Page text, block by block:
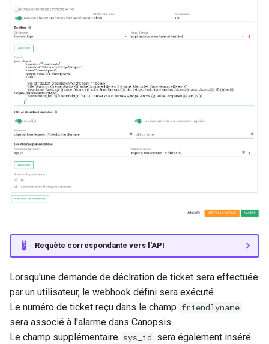
Requête correspondante vers l'API
Lorsqu'une demande de déclration de ticket sera effectuée
par un utilisateur, le webhook défini sera exécuté.
Le numéro de ticket reçu dans le champ friendlyname
sera associé à l'alarme dans Canopsis.
Le champ supplémentaire sys_id sera également inséré